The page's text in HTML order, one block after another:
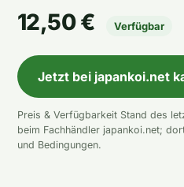
12,50 € Verfügbar
Jetzt bei japankoi.net
Preis & Verfügbarkeit Stand des
beim Fachhändler japankoi.net;
und Bedingungen.